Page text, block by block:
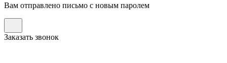
Вам отправлено письмо с новым паролем
Заказать звонок